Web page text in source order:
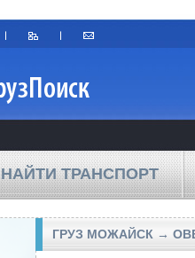
НАЙТИ ТРАНСПОРТ
ГРУЗ МОЖАЙСК →